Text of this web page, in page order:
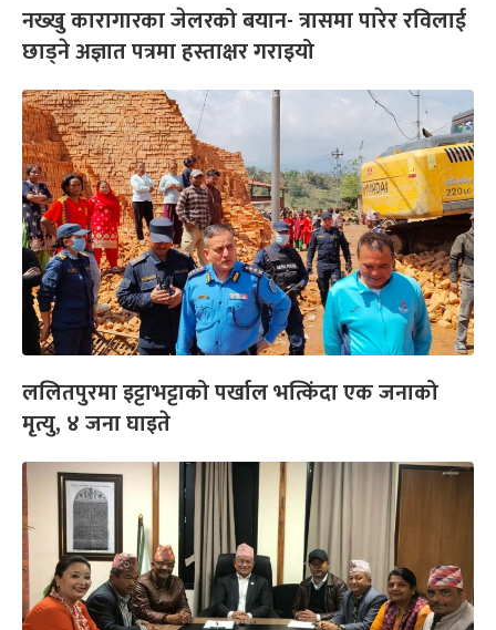
नख्खु कारागारका जेलरको बयान- त्रासमा पारेर रविलाई
छाड्ने अज्ञात पत्रमा हस्ताक्षर गराइयो
ललितपुरमा इट्टाभट्टाको पर्खाल भत्किंदा एक जनाको
मृत्यु, ४ जना घाइते